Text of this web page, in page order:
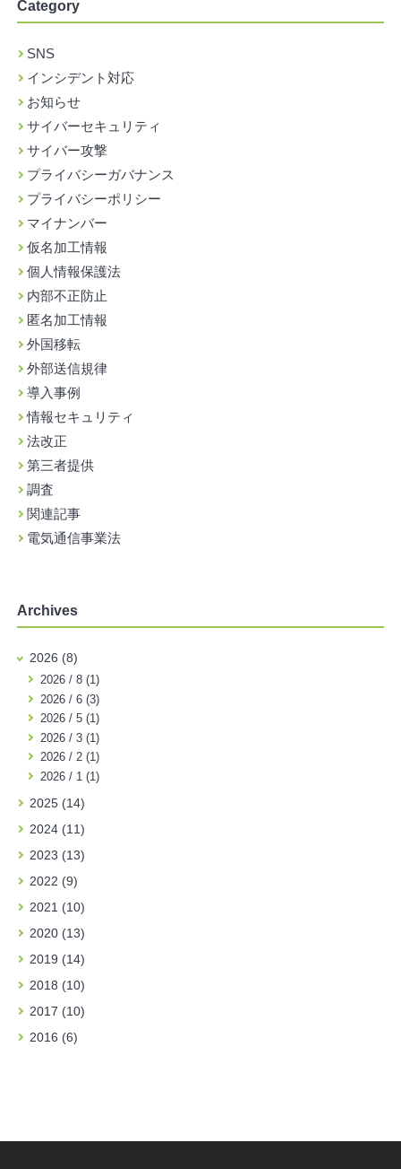
Category
SNS
インシデント対応
お知らせ
サイバーセキュリティ
サイバー攻撃
プライバシーガバナンス
プライバシーポリシー
マイナンバー
仮名加工情報
個人情報保護法
内部不正防止
匿名加工情報
外国移転
外部送信規律
導入事例
情報セキュリティ
法改正
第三者提供
調査
関連記事
電気通信事業法
Archives
2026 (8)
2026 / 8 (1)
2026 / 6 (3)
2026 / 5 (1)
2026 / 3 (1)
2026 / 2 (1)
2026 / 1 (1)
2025 (14)
2024 (11)
2023 (13)
2022 (9)
2021 (10)
2020 (13)
2019 (14)
2018 (10)
2017 (10)
2016 (6)